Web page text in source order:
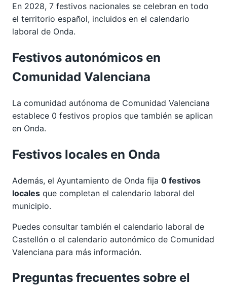
En 2028, 7 festivos nacionales se celebran en todo
el territorio español, incluidos en el calendario
laboral de Onda.
Festivos autonómicos en
Comunidad Valenciana
La comunidad autónoma de Comunidad Valenciana
establece 0 festivos propios que también se aplican
en Onda.
Festivos locales en Onda
Además, el Ayuntamiento de Onda fija 0 festivos
locales que completan el calendario laboral del
municipio.
Puedes consultar también el calendario laboral de
Castellón o el calendario autonómico de Comunidad
Valenciana para más información.
Preguntas frecuentes sobre el